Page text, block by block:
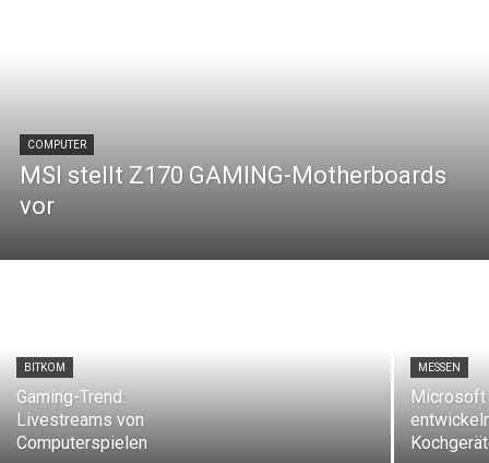
COMPUTER
MSI stellt Z170 GAMING-Motherboards
vor
BITKOM
Gaming-Trend:
Livestreams von
Computerspielen
MESSEN